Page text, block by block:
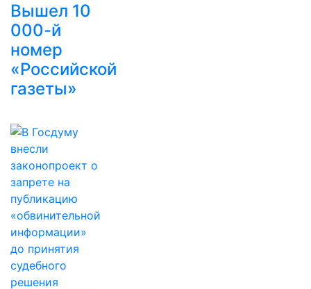
Вышел 10
000-й
номер
«Российской
газеты»